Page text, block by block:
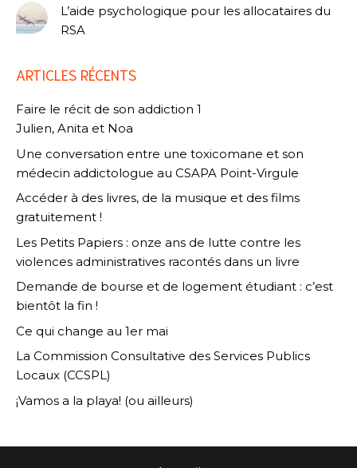
L’aide psychologique pour les allocataires du
RSA
ARTICLES RÉCENTS
Faire le récit de son addiction 1
Julien, Anita et Noa
Une conversation entre une toxicomane et son
médecin addictologue au CSAPA Point-Virgule
Accéder à des livres, de la musique et des films
gratuitement !
Les Petits Papiers : onze ans de lutte contre les
violences administratives racontés dans un livre
Demande de bourse et de logement étudiant : c’est
bientôt la fin !
Ce qui change au 1er mai
La Commission Consultative des Services Publics
Locaux (CCSPL)
¡Vamos a la playa! (ou ailleurs)